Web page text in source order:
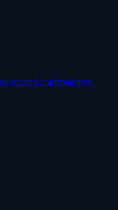
art and craftsbakeries